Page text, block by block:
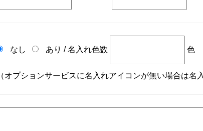
なし あり /名入れ色数 色
（オプションサービスに名入れアイコンが無い場合は名